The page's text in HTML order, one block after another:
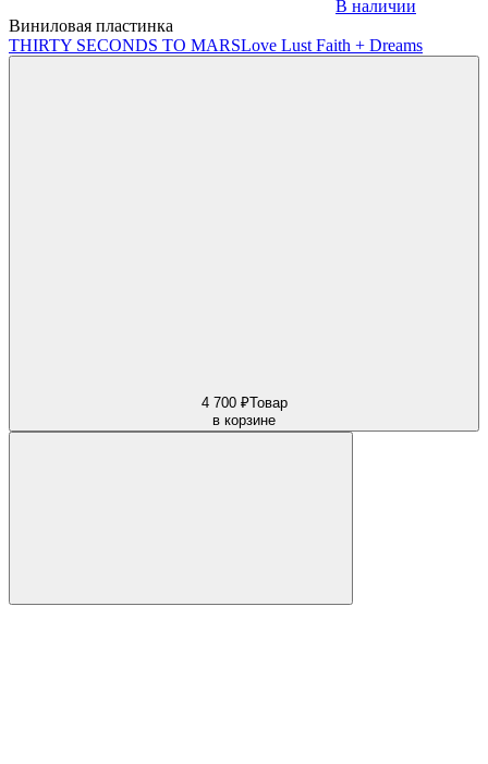
В наличии
Виниловая пластинка
THIRTY SECONDS TO MARSLove Lust Faith + Dreams
4 700 ₽Товар
в корзине